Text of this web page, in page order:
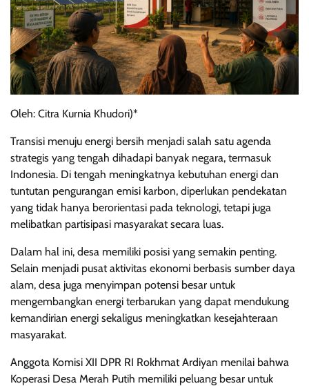
Oleh: Citra Kurnia Khudori)*
Transisi menuju energi bersih menjadi salah satu agenda
strategis yang tengah dihadapi banyak negara, termasuk
Indonesia. Di tengah meningkatnya kebutuhan energi dan
tuntutan pengurangan emisi karbon, diperlukan pendekatan
yang tidak hanya berorientasi pada teknologi, tetapi juga
melibatkan partisipasi masyarakat secara luas.
Dalam hal ini, desa memiliki posisi yang semakin penting.
Selain menjadi pusat aktivitas ekonomi berbasis sumber daya
alam, desa juga menyimpan potensi besar untuk
mengembangkan energi terbarukan yang dapat mendukung
kemandirian energi sekaligus meningkatkan kesejahteraan
masyarakat.
Anggota Komisi XII DPR RI Rokhmat Ardiyan menilai bahwa
Koperasi Desa Merah Putih memiliki peluang besar untuk